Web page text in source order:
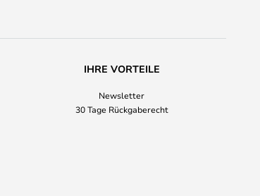
IHRE VORTEILE
Newsletter
30 Tage Rückgaberecht